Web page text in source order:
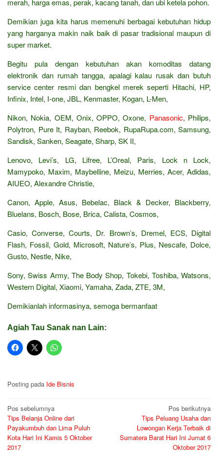
merah, harga emas, perak, kacang tanah, dan ubi ketela pohon.
Demikian juga kita harus memenuhi berbagai kebutuhan hidup
yang harganya makin naik baik di pasar tradisional maupun di
super market.
Begitu pula dengan kebutuhan akan komoditas datang
elektronik dan rumah tangga, apalagi kalau rusak dan butuh
service center resmi dan bengkel merek seperti Hitachi, HP,
Infinix, Intel, I-one, JBL, Kenmaster, Kogan, L-Men,
Nikon, Nokia, OEM, Onix, OPPO, Oxone, Panasonic, Philips,
Polytron, Pure It, Rayban, Reebok, RupaRupa.com, Samsung,
Sandisk, Sanken, Seagate, Sharp, SK II,
Lenovo, Levi’s, LG, Lifree, L’Oreal, Paris, Lock n Lock,
Mamypoko, Maxim, Maybelline, Meizu, Merries, Acer, Adidas,
AIUEO, Alexandre Christie,
Canon, Apple, Asus, Bebelac, Black & Decker, Blackberry,
Bluelans, Bosch, Bose, Brica, Calista, Cosmos,
Casio, Converse, Courts, Dr. Brown’s, Dremel, ECS, Digital
Flash, Fossil, Gold, Microsoft, Nature’s, Plus, Nescafe, Dolce,
Gusto, Nestle, Nike,
Sony, Swiss Army, The Body Shop, Tokebi, Toshiba, Watsons,
Western Digital, Xiaomi, Yamaha, Zada, ZTE, 3M,
Demikianlah informasinya, semoga bermanfaat
Agiah Tau Sanak nan Lain:
Posting pada Ide Bisnis
Navigasi
pos
Pos sebelumnya
Tips Belanja Online dari
Payakumbuh dan Lima Puluh
Kota Hari Ini Kamis 5 Oktober
2017
Pos berikutnya
Tips Peluang Usaha dan
Lowongan Kerja Terbaik di
Sumatera Barat Hari Ini Jumat 6
Oktober 2017